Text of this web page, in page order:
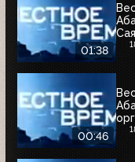
01:38
00:46